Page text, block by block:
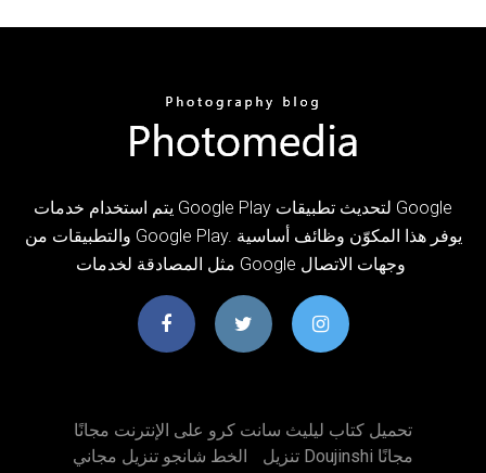
‏يتم استخدام خدمات Google Play لتحديث تطبيقات Google
والتطبيقات من Google Play. يوفر هذا المكوّن وظائف أساسية
تحميل كتاب ليليث سانت كرو على الإنترنت مجانًا
الخط شانجو تنزيل مجاني
تنزيل Doujinshi مجانًا